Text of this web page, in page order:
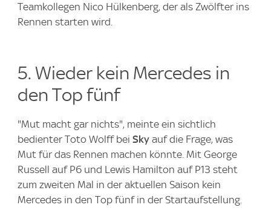
Teamkollegen Nico Hülkenberg, der als Zwölfter ins
Rennen starten wird.
5. Wieder kein Mercedes in
den Top fünf
"Mut macht gar nichts", meinte ein sichtlich
bedienter Toto Wolff bei Sky auf die Frage, was
Mut für das Rennen machen könnte. Mit George
Russell auf P6 und Lewis Hamilton auf P13 steht
zum zweiten Mal in der aktuellen Saison kein
Mercedes in den Top fünf in der Startaufstellung.